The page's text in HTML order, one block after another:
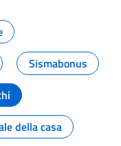
pagina
Sismabonus
della casa